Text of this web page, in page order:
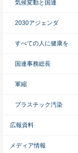
気候変動と国連
2030アジェンダ
すべての人に健康を
国連事務総長
軍縮
プラスチック汚染
広報資料
メディア情報